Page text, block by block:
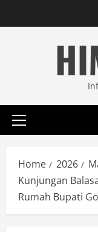
to
Primary
Home 2026
Kunjungan
Rumah Bupati